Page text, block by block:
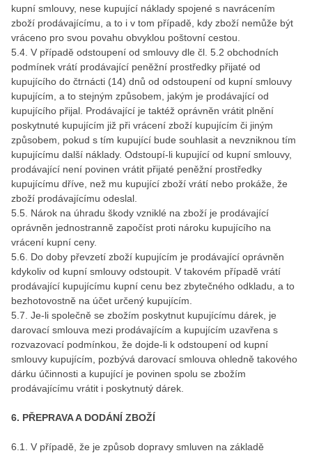
kupní smlouvy, nese kupující náklady spojené s navrácením
zboží prodávajícímu, a to i v tom případě, kdy zboží nemůže být
vráceno pro svou povahu obvyklou poštovní cestou.
5.4. V případě odstoupení od smlouvy dle čl. 5.2 obchodních
podmínek vrátí prodávající peněžní prostředky přijaté od
kupujícího do čtrnácti (14) dnů od odstoupení od kupní smlouvy
kupujícím, a to stejným způsobem, jakým je prodávající od
kupujícího přijal. Prodávající je taktéž oprávněn vrátit plnění
poskytnuté kupujícím již při vrácení zboží kupujícím či jiným
způsobem, pokud s tím kupující bude souhlasit a nevzniknou tím
kupujícímu další náklady. Odstoupí-li kupující od kupní smlouvy,
prodávající není povinen vrátit přijaté peněžní prostředky
kupujícímu dříve, než mu kupující zboží vrátí nebo prokáže, že
zboží prodávajícímu odeslal.
5.5. Nárok na úhradu škody vzniklé na zboží je prodávající
oprávněn jednostranně započíst proti nároku kupujícího na
vrácení kupní ceny.
5.6. Do doby převzetí zboží kupujícím je prodávající oprávněn
kdykoliv od kupní smlouvy odstoupit. V takovém případě vrátí
prodávající kupujícímu kupní cenu bez zbytečného odkladu, a to
bezhotovostně na účet určený kupujícím.
5.7. Je-li společně se zbožím poskytnut kupujícímu dárek, je
darovací smlouva mezi prodávajícím a kupujícím uzavřena s
rozvazovací podmínkou, že dojde-li k odstoupení od kupní
smlouvy kupujícím, pozbývá darovací smlouva ohledně takového
dárku účinnosti a kupující je povinen spolu se zbožím
prodávajícímu vrátit i poskytnutý dárek.
6. PŘEPRAVA A DODÁNÍ ZBOŽÍ
6.1. V případě, že je způsob dopravy smluven na základě